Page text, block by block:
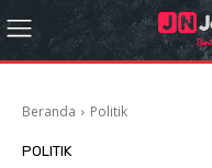
Beranda Politik
POLITIK